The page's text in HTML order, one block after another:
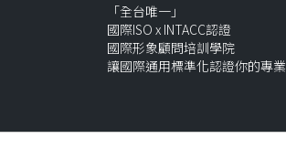
「全台唯一」
國際ISO x INTACC認證
國際形象顧問培訓學院
讓國際通用標準化認證你的專業